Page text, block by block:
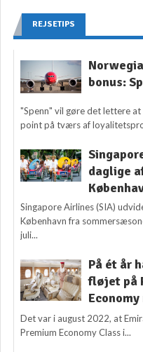
REJSETIPS
bonus:
"Spenn" vil gøre det lettere
point på tværs af
daglige
Singapore Airlines (SIA)
København fra
juli...
På ét år
fløjet på
Det var i august 2022, at
Premium Economy Class i...